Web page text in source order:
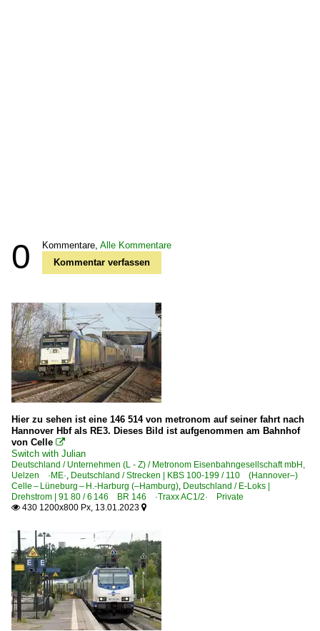
0 Kommentare, Alle Kommentare
Kommentar verfassen
Hier zu sehen ist eine 146 514 von metronom auf seiner fahrt nach
Hannover Hbf als RE3. Dieses Bild ist aufgenommen am Bahnhof
von Celle 
Switch with Julian
Deutschland / Unternehmen (L - Z) / Metronom Eisenbahngesellschaft mbH,
Uelzen ·ME·, Deutschland / Strecken | KBS 100-199 / 110 (Hannover–)
Celle – Lüneburg – H.-Harburg (–Hamburg), Deutschland / E-Loks |
Drehstrom | 91 80 / 6 146 BR 146 ·Traxx AC1/2· Private
 430 1200x800 Px, 13.01.2023 